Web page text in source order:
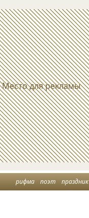
Место для рекламы
рифма поэт праздник